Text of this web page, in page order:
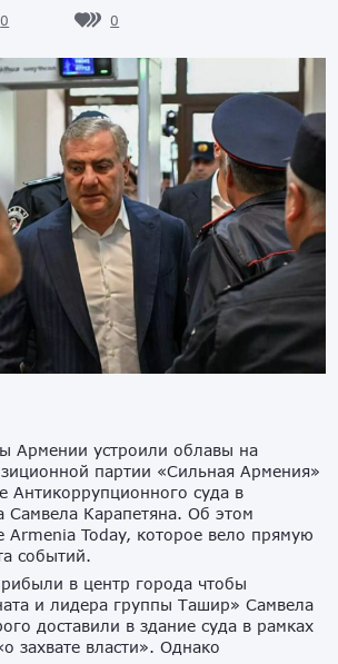
0 0
Армении устроили облавы на
партии «Сильная Армения»
Антикоррупционного суда в
Самвела Карапетяна. Об этом
Armenia Today, которое вело прямую
событий.
в центр города чтобы
и лидера группы Ташир» Самвела
доставили в здание суда в рамках
захвате власти». Однако